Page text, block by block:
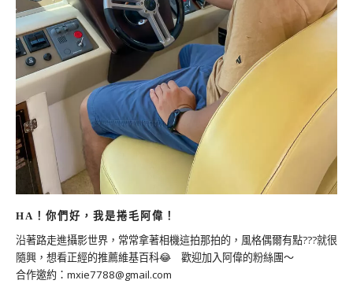
HA！你們好，我是捲毛阿偉！
沿著路走進攝影世界，常常拿著相機這拍那拍的，風格偶爾有點???就很
隨興，想看正經的推薦維基百科😂 歡迎加入阿偉的粉絲團～
合作邀約： mxie7788@gmail.com